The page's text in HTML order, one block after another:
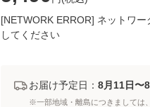
[NETWORK ERROR] ネットワ
してください
お届け予定日： 8月11日〜
※一部地域・離島につきましては